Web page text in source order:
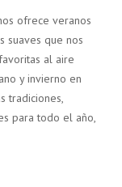
ofrece veranos
suaves que nos
al aire
y invierno en
tradiciones,
para todo el año,